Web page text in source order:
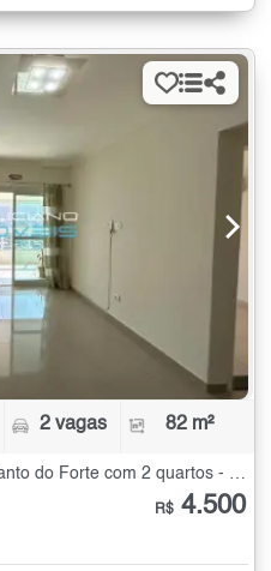
2 vagas 82 m²
R$ 4.500